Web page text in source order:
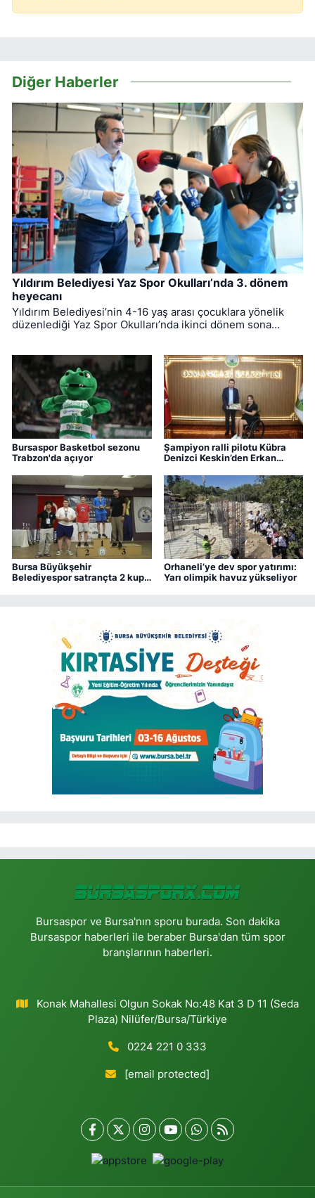
Diğer Haberler
Yıldırım Belediyesi Yaz Spor Okulları’nda 3. dönem
heyecanı
Yıldırım Belediyesi’nin 4-16 yaş arası çocuklara yönelik
düzenlediği Yaz Spor Okulları’nda ikinci dönem sona
Bursaspor Basketbol sezonu
Trabzon'da açıyor
Şampiyon ralli pilotu Kübra
Denizci Keskin’den Erkan
Bursa Büyükşehir
Belediyespor satrançta 2 kupa
Orhaneli’ye dev spor yatırımı:
Yarı olimpik havuz yükseliyor
Bursaspor ve Bursa'nın sporu burada. Son dakika
Bursaspor haberleri ile beraber Bursa'dan tüm spor
branşlarının haberleri.
Konak Mahallesi Olgun Sokak No:48 Kat 3 D 11 (Seda
Plaza) Nilüfer/Bursa/Türkiye
0224 221 0 333
[email protected]